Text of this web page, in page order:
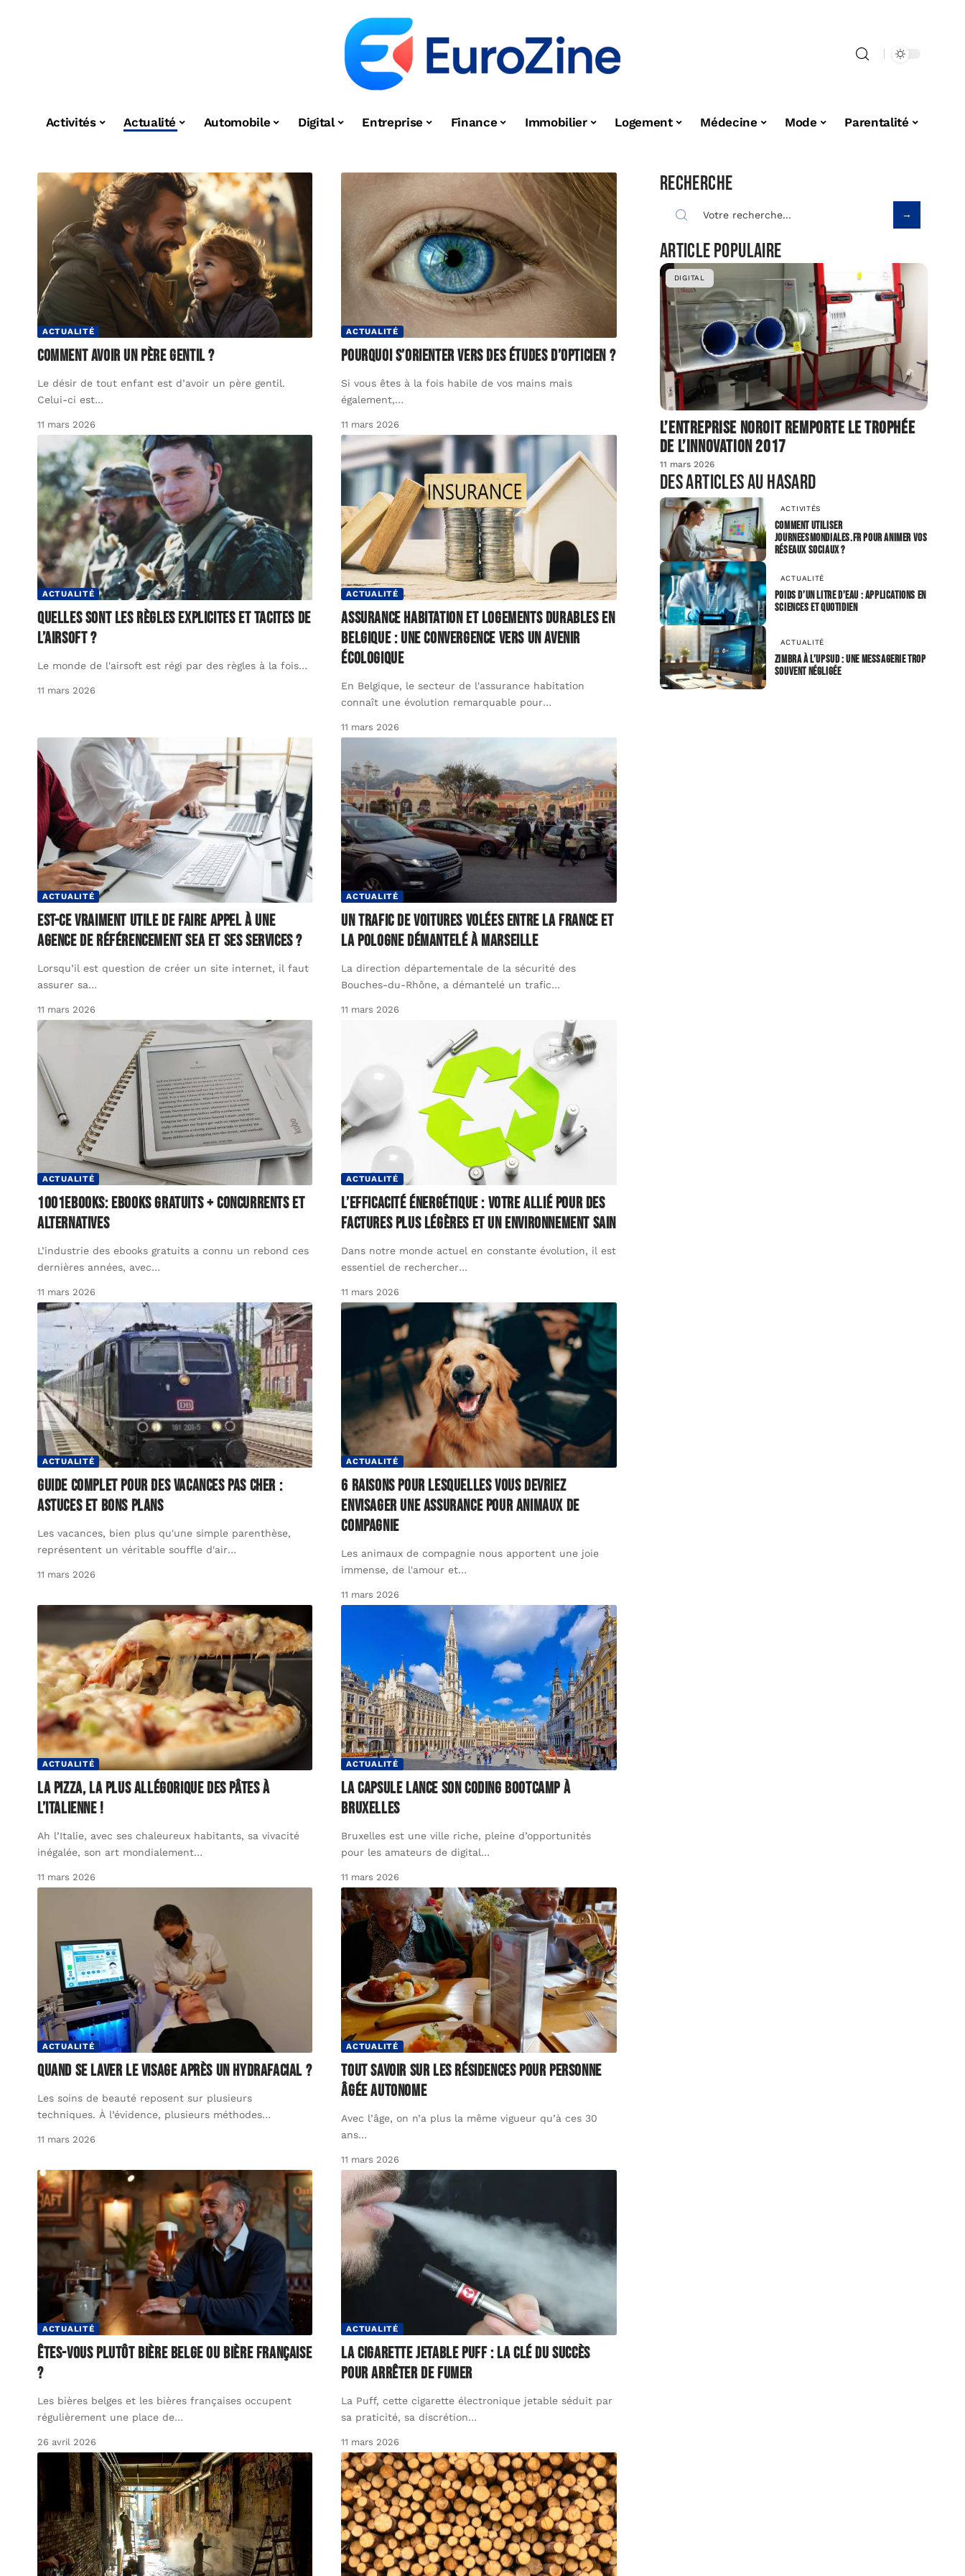
Activités Actualité Automobile Digital Entreprise Finance Immobilier Logement Médecine Mode Parentalité
ACTUALITÉ
Comment avoir un père gentil ?
Le désir de tout enfant est d’avoir un père gentil.
Celui-ci est…
11 mars 2026
ACTUALITÉ
Pourquoi s’orienter vers des études d’opticien ?
Si vous êtes à la fois habile de vos mains mais
également,…
11 mars 2026
ACTUALITÉ
Quelles sont les règles explicites et tacites de
l’airsoft ?
Le monde de l'airsoft est régi par des règles à la fois…
11 mars 2026
ACTUALITÉ
Assurance habitation et logements durables en
Belgique : une convergence vers un avenir
écologique
En Belgique, le secteur de l'assurance habitation
connaît une évolution remarquable pour…
11 mars 2026
ACTUALITÉ
Est-ce vraiment utile de faire appel à une
agence de référencement SEA et ses services ?
Lorsqu’il est question de créer un site internet, il faut
assurer sa…
11 mars 2026
ACTUALITÉ
Un trafic de voitures volées entre la France et
la Pologne démantelé à Marseille
La direction départementale de la sécurité des
Bouches-du-Rhône, a démantelé un trafic…
11 mars 2026
ACTUALITÉ
1001ebooks: ebooks gratuits + concurrents et
alternatives
L’industrie des ebooks gratuits a connu un rebond ces
dernières années, avec…
11 mars 2026
ACTUALITÉ
L’efficacité énergétique : votre allié pour des
factures plus légères et un environnement sain
Dans notre monde actuel en constante évolution, il est
essentiel de rechercher…
11 mars 2026
ACTUALITÉ
Guide complet pour des vacances pas cher :
astuces et bons plans
Les vacances, bien plus qu'une simple parenthèse,
représentent un véritable souffle d'air…
11 mars 2026
ACTUALITÉ
6 raisons pour lesquelles vous devriez
envisager une assurance pour animaux de
compagnie
Les animaux de compagnie nous apportent une joie
immense, de l'amour et…
11 mars 2026
ACTUALITÉ
La pizza, la plus allégorique des pâtes à
l’italienne !
Ah l’Italie, avec ses chaleureux habitants, sa vivacité
inégalée, son art mondialement…
11 mars 2026
ACTUALITÉ
La Capsule lance son Coding bootcamp à
Bruxelles
Bruxelles est une ville riche, pleine d’opportunités
pour les amateurs de digital…
11 mars 2026
ACTUALITÉ
Quand se laver le visage après un HydraFacial ?
Les soins de beauté reposent sur plusieurs
techniques. À l’évidence, plusieurs méthodes…
11 mars 2026
ACTUALITÉ
Tout savoir sur les résidences pour personne
âgée autonome
Avec l’âge, on n’a plus la même vigueur qu’à ces 30
ans…
11 mars 2026
ACTUALITÉ
Êtes-vous plutôt bière belge ou bière française
?
Les bières belges et les bières françaises occupent
régulièrement une place de…
26 avril 2026
ACTUALITÉ
La cigarette jetable Puff : la clé du succès
pour arrêter de fumer
La Puff, cette cigarette électronique jetable séduit par
sa praticité, sa discrétion…
11 mars 2026
Recherche
Article populaire
DIGITAL
L’entreprise Noroit remporte le Trophée
de l’Innovation 2017
11 mars 2026
Des articles au hasard
ACTIVITÉS
Comment utiliser
journeesmondiales.fr pour animer vos
réseaux sociaux ?
ACTUALITÉ
Poids d’un litre d’eau : applications en
sciences et quotidien
ACTUALITÉ
Zimbra à l’UPSUD : une messagerie trop
souvent négligée